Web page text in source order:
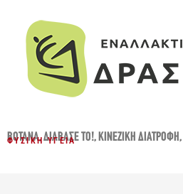
ΒΌΤΑΝΑ,ΔΙΆΒΑΣΈ ΤΟ!,ΚΙΝΈΖΙΚΗ ΔΙΑΤΡΟΦΉ,
ΦΥΣΙΚΉ ΥΓΕΊΑ